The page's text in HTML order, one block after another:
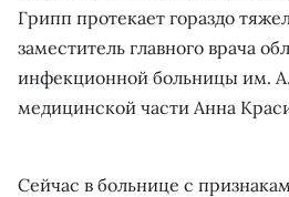
Грипп протекает гораздо
заместитель главного врача
инфекционной больницы им.
медицинской части Анна
Сейчас в больнице с